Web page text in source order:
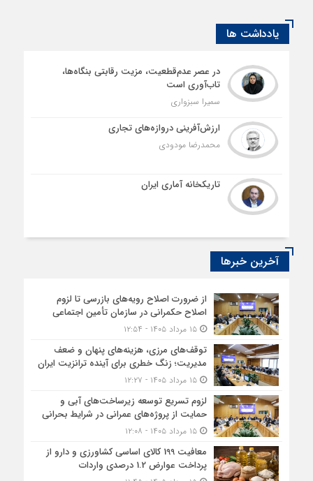
یادداشت ها
در عصر عدم‌قطعیت، مزیت رقابتی بنگاه‌ها،
تاب‌آوری است
سمیرا سبزواری
ارزش‌آفرینی دروازه‌های تجاری
محمدرضا مودودی
تاریکخانه آماری ایران
آخرین خبرها
از ضرورت اصلاح رویه‌های بازرسی تا لزوم
اصلاح حکمرانی در سازمان تأمین اجتماعی
۱۵ مرداد ۱۴۰۵ - ۱۲:۵۴
توقف‌های مرزی، هزینه‌های پنهان و ضعف
مدیریت؛ زنگ خطری برای آینده ترانزیت ایران
۱۵ مرداد ۱۴۰۵ - ۱۲:۲۷
لزوم تسریع توسعه زیرساخت‌های آبی و
حمایت از پروژه‌های عمرانی در شرایط بحرانی
۱۵ مرداد ۱۴۰۵ - ۱۲:۰۸
معافیت 199 کالای اساسی کشاورزی و دارو از
پرداخت عوارض 1.2 درصدی واردات